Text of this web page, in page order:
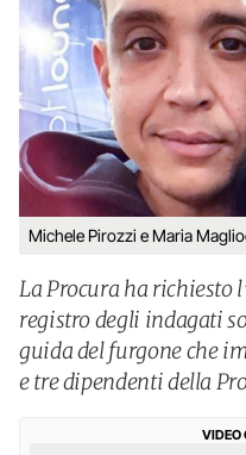
Michele Pirozzi e Maria
La Procura ha richiesto
registro degli indagati
guida del furgone che
e tre dipendenti della
VIDEO